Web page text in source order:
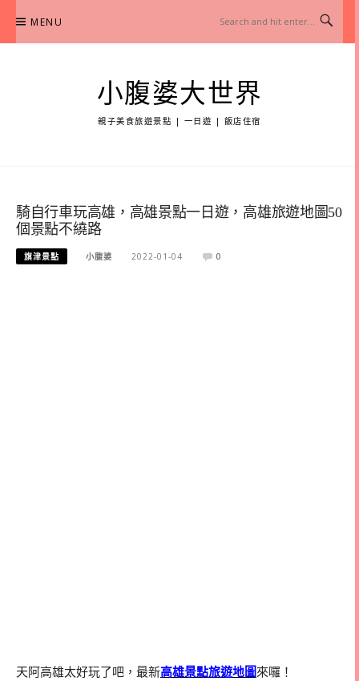
content
MENU
小腹婆大世界
親子美食旅遊景點 | 一日遊 | 飯店住宿
騎自行車玩高雄，高雄景點一日遊，高雄旅遊地圖50
個景點不繞路
旗津景點 小腹婆 2022-01-04 0
天阿高雄太好玩了吧，最新高雄景點旅遊地圖來囉！